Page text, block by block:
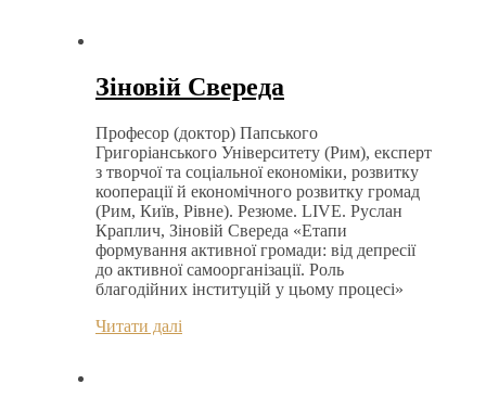
Зіновій Свереда
Професор (доктор) Папського
Григоріанського Університету (Рим), експерт
з творчої та соціальної економіки, розвитку
кооперації й економічного розвитку громад
(Рим, Київ, Рівне). Резюме. LIVE. Руслан
Краплич, Зіновій Свереда «Етапи
формування активної громади: від депресії
до активної самоорганізації. Роль
благодійних інституцій у цьому процесі»
Читати далі